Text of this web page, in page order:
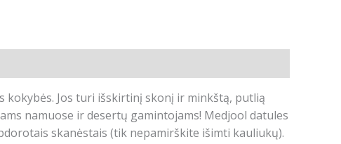
kokybės. Jos turi išskirtinį skonį ir minkštą, putlią
namuose ir desertų gamintojams! Medjool datules
skanėstais (tik nepamirškite išimti kauliukų).